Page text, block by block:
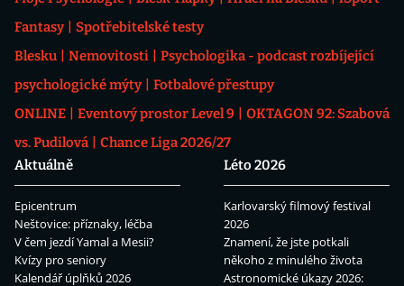
Fantasy
Spotřebitelské testy
Blesku
Nemovitosti
Psychologika - podcast rozbíjející
psychologické mýty
Fotbalové přestupy
ONLINE
Eventový prostor Level 9
OKTAGON 92: Szabová
vs. Pudilová
Chance Liga 2026/27
Aktuálně
Epicentrum
Neštovice: příznaky, léčba
V čem jezdí Yamal a Mesii?
Kvízy pro seniory
Kalendář úplňků 2026
Léto 2026
Karlovarský filmový festival
2026
Znamení, že jste potkali
někoho z minulého života
Astronomické úkazy 2026: